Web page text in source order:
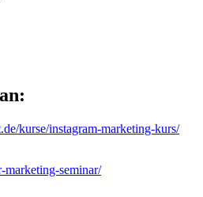
kurse/instagram-marketing-kurs/
marketing-seminar/